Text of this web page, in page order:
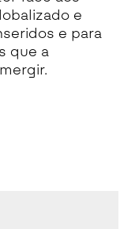
e
e para
que a